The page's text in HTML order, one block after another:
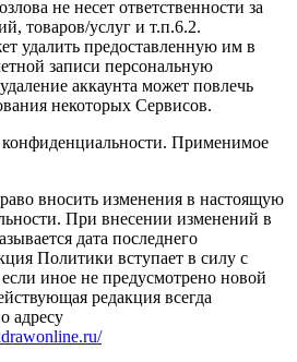
не несет ответственности за
товаров/услуг и т.п.6.2.
удалить предоставленную им в
записи персональную
аккаунта может повлечь
некоторых Сервисов.
Применимое
вносить изменения в настоящую
При внесении изменений в
дата последнего
Политики вступает в силу с
иное не предусмотрено новой
редакция всегда
адресу